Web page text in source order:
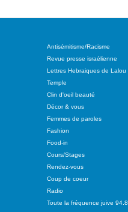
Antisémitisme/Racisme
Revue presse israélienne
Lettres Hebraiques de Lalou
Temple
Clin d'oeil beauté
Décor & vous
Femmes de paroles
Fashion
Food-in
Cours/Stages
Rendez-vous
Coup de coeur
Radio
Toute la fréquence juive 94.8